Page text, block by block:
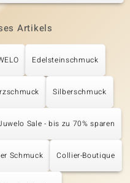
Artikels
Edelsteinschmuck
Silberschmuck
Sale - bis zu 70% sparen
Schmuck Collier-Boutique